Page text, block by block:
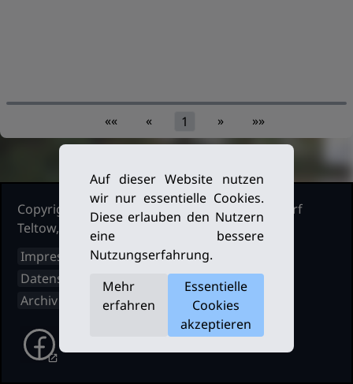
«« « 1 » »»
Copyright Ruderclub Kleinmachnow Stahnsdorf
Teltow, 2026. Alle Rechte vorbehalten.
Impressum
Datenschutz
Archiv
Auf dieser Website nutzen
wir nur essentielle Cookies.
Diese erlauben den Nutzern
eine bessere
Nutzungserfahrung.
Mehr
erfahren
Essentielle
Cookies
akzeptieren